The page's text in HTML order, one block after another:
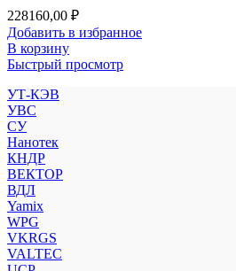
228160,00 ₽
Добавить в избранное
В корзину
Быстрый просмотр
УТ-КЭВ
УВС
СУ
Нанотек
КНДР
ВЕКТОР
ВДЛ
Yamix
WPG
VKRGS
VALTEC